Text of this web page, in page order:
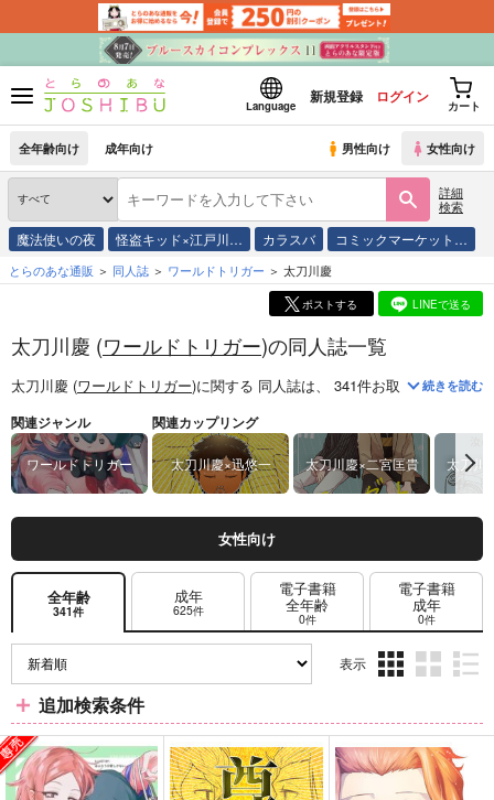
Language
新規登録 ログイン
カート
全年齢向け 成年向け 男性向け 女性向け
詳細
検索
魔法使いの夜 怪盗キッド×江戸川… カラスバ コミックマーケット…
とらのあな通販 同人誌 ワールドトリガー 太刀川慶
ポストする LINEで送る
太刀川慶 (ワールドトリガー)の同人誌一覧
太刀川慶 (ワールドトリガー)に関する 同人誌は、 341件お取り扱いがござ
続きを読む
関連ジャンル
ワールドトリガー
関連カップリング
太刀川慶×迅悠一 太刀川慶×二宮匡貴 太刀川
女性向け
全年齢
341件
成年
625件
電子書籍
全年齢
0件
電子書籍
成年
0件
表示
ム
表
示
ム
表
示
ム
表
示
追加検索条件